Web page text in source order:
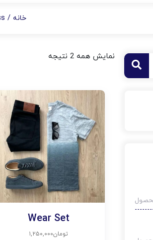
خانه / dress
نمایش همه 2 نتیجه
Wear Set
تومان۱,۲۵۰,۰۰۰